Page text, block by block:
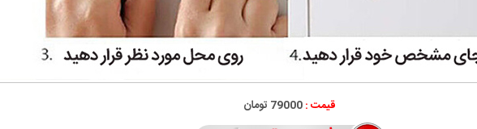
قیمت :79000 تومان